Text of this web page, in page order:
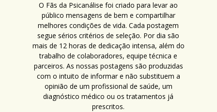
O Fãs da Psicanálise foi criado para levar ao
público mensagens de bem e compartilhar
melhores condições de vida. Cada postagem
segue sérios critérios de seleção. Por dia são
mais de 12 horas de dedicação intensa, além do
trabalho de colaboradores, equipe técnica e
parceiros. As nossas postagens são produzidas
com o intuito de informar e não substituem a
opinião de um profissional de saúde, um
diagnóstico médico ou os tratamentos já
prescritos.